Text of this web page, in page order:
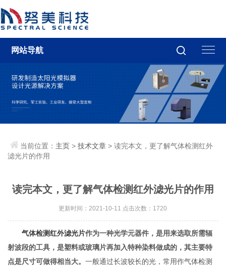
网站导航
当前位置： 主页 >技术文章 > 读完本文，更了解气体检测红外
滤光片的作用
读完本文，更了解气体检测红外滤光片的作用
更新时间：2021-10-11 点击次数：1720
气体检测红外滤光片作为一种光学元器件，是用来选取所需辐
射波段的工具，是塑料或玻璃片再加入特种染料做成的，其主要特
点是尺寸可做得相当大。一般通过长波较长的光，常用作气体检测